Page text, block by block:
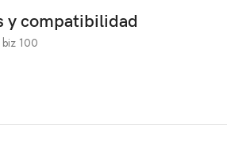
y compatibilidad
100